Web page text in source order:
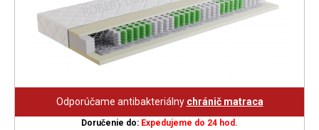
Odporúčame antibakteriálny chránič matraca
Doručenie do: Expedujeme do 24 hod.